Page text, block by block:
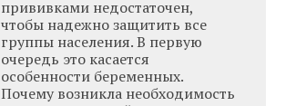
прививками недостаточен,
чтобы надежно защитить все
группы населения. В первую
очередь это касается
особенности беременных.
Почему возникла необходимость